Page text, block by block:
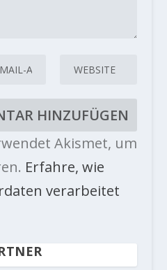
Akismet, um
Erfahre, wie
verarbeitet